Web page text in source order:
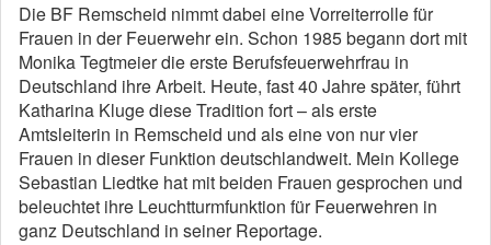
Die BF Remscheid nimmt dabei eine Vorreiterrolle für
Frauen in der Feuerwehr ein. Schon 1985 begann dort mit
Monika Tegtmeier die erste Berufsfeuerwehrfrau in
Deutschland ihre Arbeit. Heute, fast 40 Jahre später, führt
Katharina Kluge diese Tradition fort – als erste
Amtsleiterin in Remscheid und als eine von nur vier
Frauen in dieser Funktion deutschlandweit. Mein Kollege
Sebastian Liedtke hat mit beiden Frauen gesprochen und
beleuchtet ihre Leuchtturmfunktion für Feuerwehren in
ganz Deutschland in seiner Reportage.